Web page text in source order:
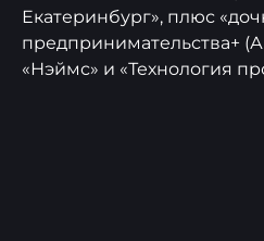
Екатеринбург», плюс
предпринимательства+
«Нэймс» и «Технология